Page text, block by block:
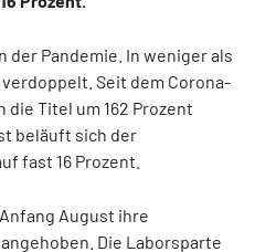
der Pandemie. In weniger als
Seit dem Corona-
die Titel um 162 Prozent
beläuft sich der
fast 16 Prozent.
August ihre
Die Laborsparte